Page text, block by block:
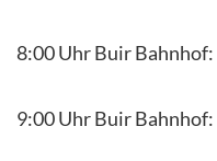
8:00 Uhr Buir Bahnhof:
9:00 Uhr Buir Bahnhof: